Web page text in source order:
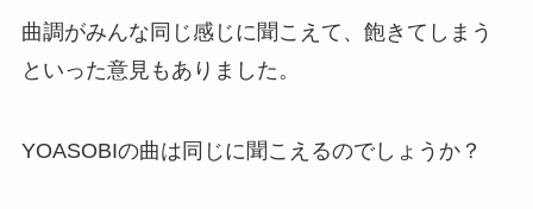
曲調がみんな同じ感じに聞こえて、飽きてしまう
といった意見もありました。
YOASOBIの曲は同じに聞こえるのでしょうか？